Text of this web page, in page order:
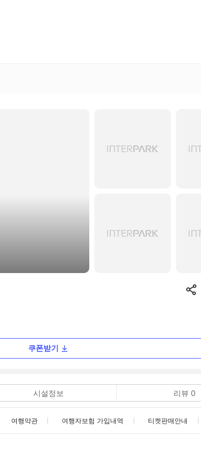
쿠폰받기
시설정보 리뷰 0
여행약관 여행자보험 가입내역 티켓판매안내